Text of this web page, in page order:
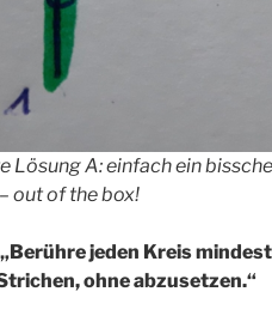
Lösung A: einfach ein
out of the box!
jeden Kreis
ohne abzusetzen.“